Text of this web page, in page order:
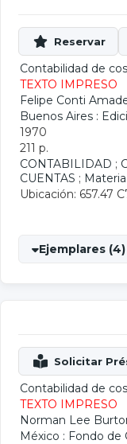
Contabilidad de
TEXTO IMPRESO
Felipe Conti
Buenos Aires :
1970
211 p.
CONTABILIDAD ;
CUENTAS ;
Ubicación: 657.47
Ejemplares (4)
Contabilidad de
TEXTO IMPRESO
Norman Lee
México : Fondo de